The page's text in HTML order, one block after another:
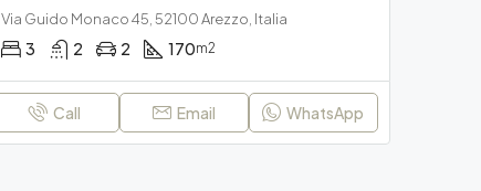
Via Guido Monaco 45, 52100 Arezzo, Italia
3 2 2 170m2
Call Email WhatsApp